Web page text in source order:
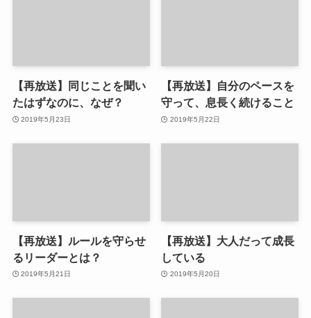
【再放送】同じことを聞い
たはずなのに、なぜ？
2019年5月23日
【再放送】自分のペースを
守って、息長く続けること
2019年5月22日
【再放送】ルールを守らせ
るリーダーとは？
2019年5月21日
【再放送】大人だって成長
している
2019年5月20日